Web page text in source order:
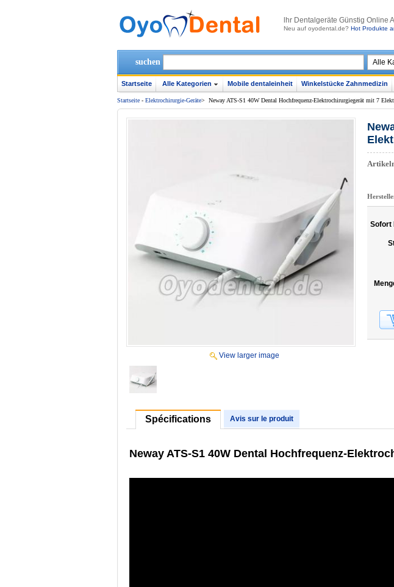
lhr Dentalgeräte Günstig Online
Neu auf oyodental.de? Hot Produkte
suchen
Startseite Alle Kategorien Mobile dentaleinheit Winkelstücke Zahnmedizin
Startseite - Elektrochirurgie-Geräte> Neway ATS-S1 40W Dental Hochfrequenz-Elektrochirurgiegerät mit 7
View larger image
Sofort
Spécifications Avis sur le produit
Neway ATS-S1 40W Dental Hochfrequenz-